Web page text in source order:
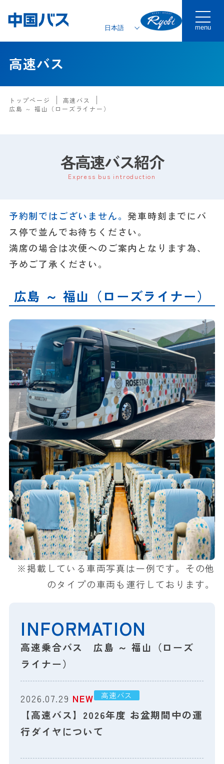
menu
高速バス
トップページ
高速バス
広島 ～ 福山（ローズライナー）
各高速バス紹介
Express bus introduction
予約制ではございません。発車時刻までにバ
ス停で並んでお待ちください。
満席の場合は次便へのご案内となります為、
予めご了承ください。
広島 ～ 福山（ローズライナー）
※掲載している車両写真は一例です。その他
のタイプの車両も運行しております。
INFORMATION
高速乗合バス 広島 ～ 福山（ローズ
ライナー）
2026.07.29 NEW 高速バス
【高速バス】2026年度 お盆期間中の運
行ダイヤについて